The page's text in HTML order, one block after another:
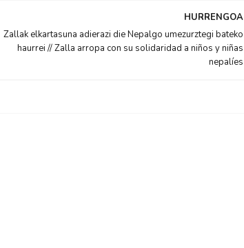
HURRENGOA
Zallak elkartasuna adierazi die Nepalgo umezurztegi bateko
haurrei // Zalla arropa con su solidaridad a niños y niñas
nepalíes